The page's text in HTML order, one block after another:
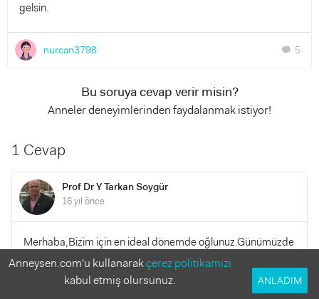
gelsin.
nurcan3798 chat 5
Bu soruya cevap verir misin?
Anneler deneyimlerinden faydalanmak istiyor!
1 Cevap
Prof Dr Y Tarkan Soygür
16 yıl önce
Merhaba,Bizim için en ideal dönemde oğlunuz.Günümüzde
tüm dünyada önerilen hipospadyas ameliyatlartının
mümkünse 1.5 yaş öncesinde tamamlanmasıdır.Geçmiş
Anneysen.com'u kullanarakçerez politikamızı
kabul etmiş olursunuz.
ANLADIM